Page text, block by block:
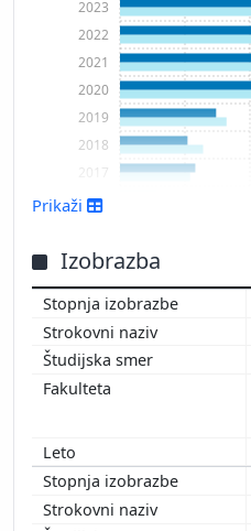
2016
2017
2018
2019
2020
2021
2022
2023
Prikaži
Izobrazba